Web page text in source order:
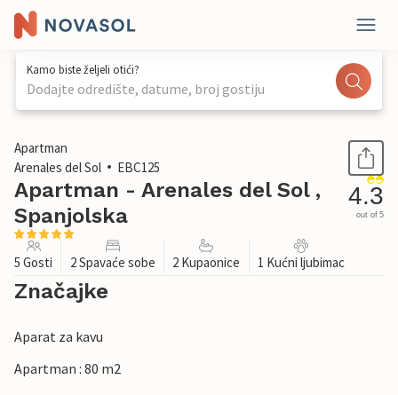
Kamo biste željeli otići?
Dodajte odredište, datume, broj gostiju
1 / 21
Apartman
Arenales del Sol
EBC125
Apartman - Arenales del Sol ,
Spanjolska
4.3
out of 5
5 Gosti 2 Spavaće sobe 2 Kupaonice 1 Kućni ljubimac
Značajke
Aparat za kavu
Apartman : 80 m2